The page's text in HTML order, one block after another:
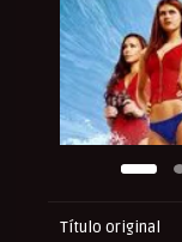
Título original